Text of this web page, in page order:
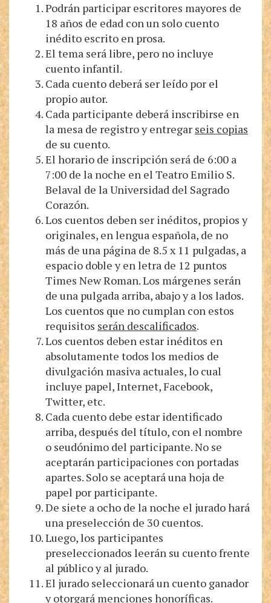
Podrán participar escritores mayores de
18 años de edad con un solo cuento
inédito escrito en prosa.
El tema será libre, pero no incluye
cuento infantil.
Cada cuento deberá ser leído por el
propio autor.
Cada participante deberá inscribirse en
la mesa de registro y entregar seis copias
de su cuento.
El horario de inscripción será de 6:00 a
7:00 de la noche en el Teatro Emilio S.
Belaval de la Universidad del Sagrado
Corazón.
Los cuentos deben ser inéditos, propios y
originales, en lengua española, de no
más de una página de 8.5 x 11 pulgadas, a
espacio doble y en letra de 12 puntos
Times New Roman. Los márgenes serán
de una pulgada arriba, abajo y a los lados.
Los cuentos que no cumplan con estos
requisitos serán descalificados.
Los cuentos deben estar inéditos en
absolutamente todos los medios de
divulgación masiva actuales, lo cual
incluye papel, Internet, Facebook,
Twitter, etc.
Cada cuento debe estar identificado
arriba, después del título, con el nombre
o seudónimo del participante. No se
aceptarán participaciones con portadas
apartes. Solo se aceptará una hoja de
papel por participante.
De siete a ocho de la noche el jurado hará
una preselección de 30 cuentos.
Luego, los participantes
preseleccionados leerán su cuento frente
al público y al jurado.
El jurado seleccionará un cuento ganador
y otorgará menciones honoríficas.